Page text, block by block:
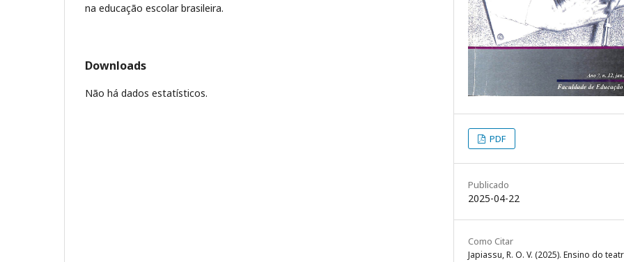
na educação escolar brasileira.
Downloads
Não há dados estatísticos.
PDF
Publicado
2025-04-22
Como Citar
Japiassu, R. O. V. (2025). Ensino do